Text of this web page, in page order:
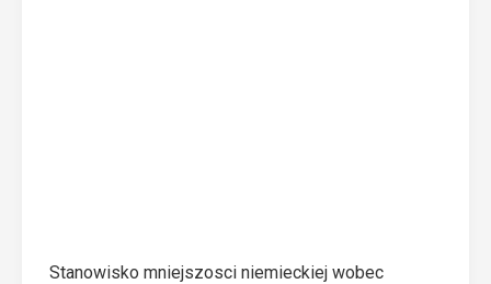
Stanowisko mniejszosci niemieckiej wobec